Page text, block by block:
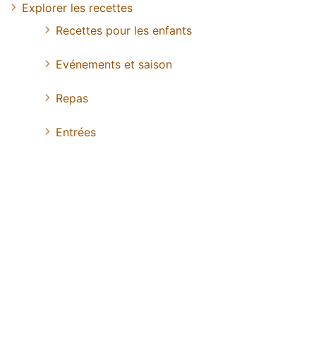
Explorer les recettes
Recettes pour les enfants
Evénements et saison
Repas
Entrées